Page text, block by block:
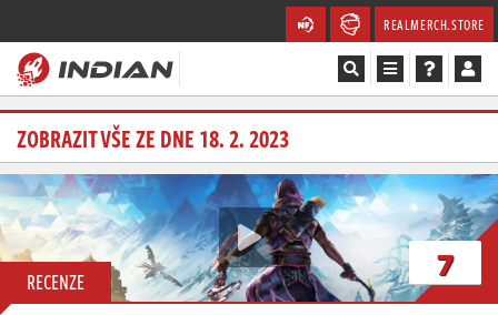
REALMERCH.STORE
Magazín
Recenze
Videa
Soutěže
ZOBRAZIT VŠE ZE DNE 18. 2. 2023
RECENZE 7